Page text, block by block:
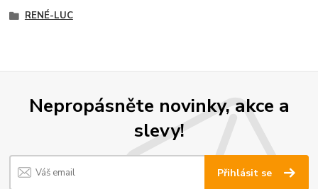
RENÉ-LUC
Nepropásněte novinky, akce a
slevy!
Přihlásit se